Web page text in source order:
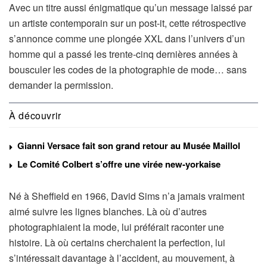
Avec un titre aussi énigmatique qu’un message laissé par
un artiste contemporain sur un post-it, cette rétrospective
s’annonce comme une plongée XXL dans l’univers d’un
homme qui a passé les trente-cinq dernières années à
bousculer les codes de la photographie de mode… sans
demander la permission.
À découvrir
Gianni Versace fait son grand retour au Musée Maillol
Le Comité Colbert s’offre une virée new-yorkaise
Né à Sheffield en 1966, David Sims n’a jamais vraiment
aimé suivre les lignes blanches. Là où d’autres
photographiaient la mode, lui préférait raconter une
histoire. Là où certains cherchaient la perfection, lui
s’intéressait davantage à l’accident, au mouvement, à